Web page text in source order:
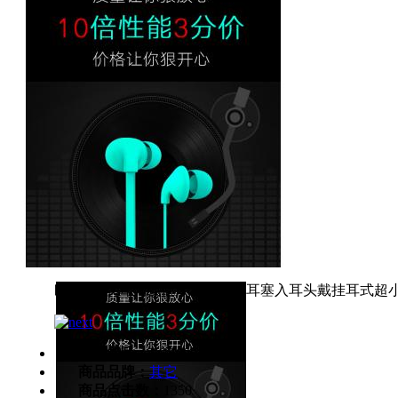
幽炫 H1双耳无线蓝牙耳机苹果耳塞入耳头戴挂耳式超
商品货号：ECS000482
商品品牌：其它
商品点击数：
1350